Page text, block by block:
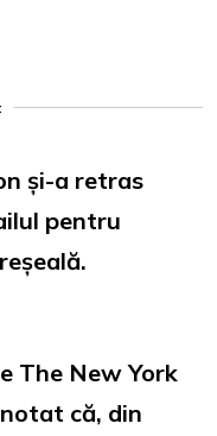
și-a retras
pentru
The New York
că, din